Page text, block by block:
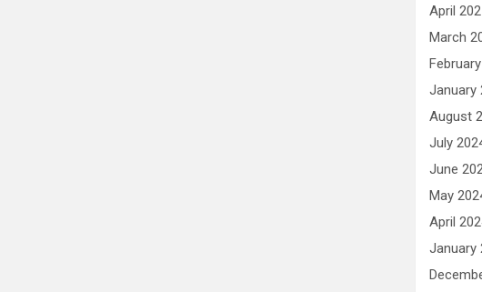
April
March
January
August
July
June
May
April
January